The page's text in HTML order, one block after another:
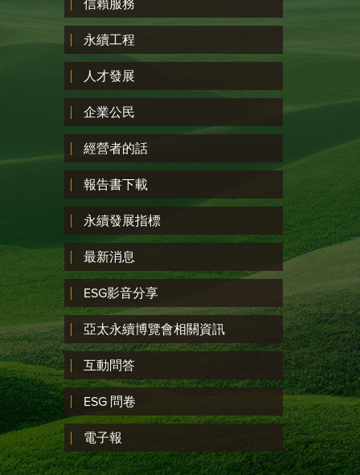
信賴服務
永續工程
人才發展
企業公民
經營者的話
報告書下載
永續發展指標
最新消息
ESG影音分享
亞太永續博覽會相關資訊
互動問答
ESG 問卷
電子報